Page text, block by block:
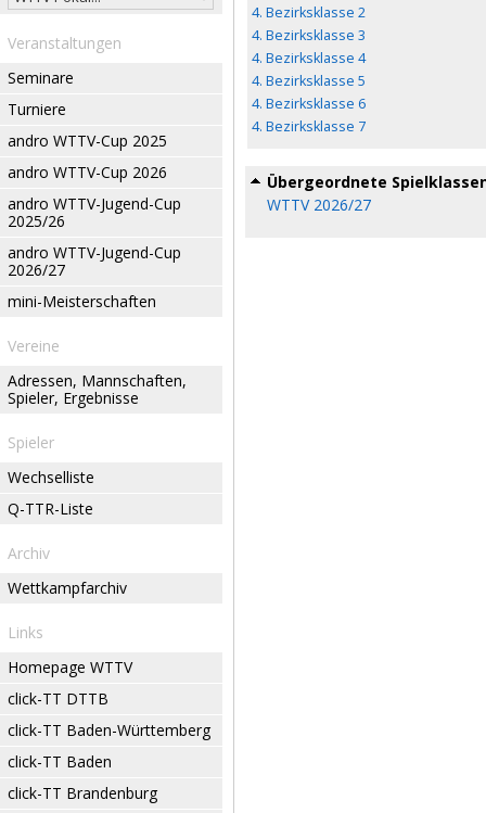
Veranstaltungen
Seminare
Turniere
andro WTTV-Cup 2025
andro WTTV-Cup 2026
andro WTTV-Jugend-Cup
2025/26
andro WTTV-Jugend-Cup
2026/27
mini-Meisterschaften
Vereine
Adressen, Mannschaften,
Spieler, Ergebnisse
Spieler
Wechselliste
Q-TTR-Liste
Archiv
Wettkampfarchiv
Links
Homepage WTTV
click-TT DTTB
click-TT Baden-Württemberg
click-TT Baden
click-TT Brandenburg
4. Bezirksklasse 2
4. Bezirksklasse 3
4. Bezirksklasse 4
4. Bezirksklasse 5
4. Bezirksklasse 6
4. Bezirksklasse 7
Übergeordnete
WTTV 2026/27